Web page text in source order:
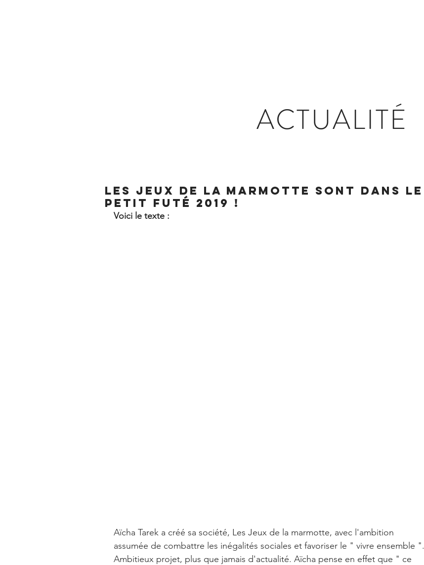
ACTUALITÉ
Les jeux de la marmotte sont dans le
petit futé 2019 !
Voici le texte :
Aïcha Tarek a créé sa société, Les Jeux de la marmotte, avec l'ambition
assumée de combattre les inégalités sociales et favoriser le " vivre ensemble ".
Ambitieux projet, plus que jamais d'actualité. Aïcha pense en effet que " ce